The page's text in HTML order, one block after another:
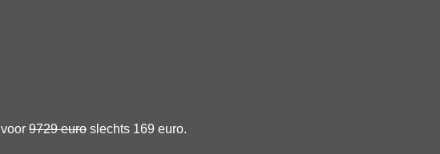
voor 9729 euro slechts 169 euro.